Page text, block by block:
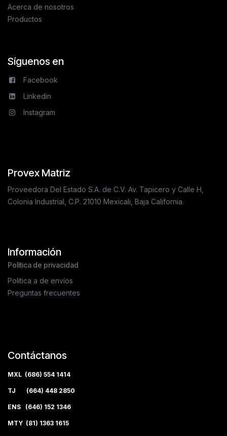
Acerca de nosotros
Productos
Síguenos en
Facebook
Linkedin
Instagram
Provex Matriz
Proveedora Del Estado S.A. de C.V. Av. Tapicero y Calle H,
Colonia Industrial, C.P. 21010 Mexicali, Baja California.
Información
Política de privacidad
Política a de envíos
Preguntas frecuentes
Contáctanos
MXL (686) 554 1414
TJ (664) 448 2850
ENS (646) 152 1346
MTY (81) 1363 1615